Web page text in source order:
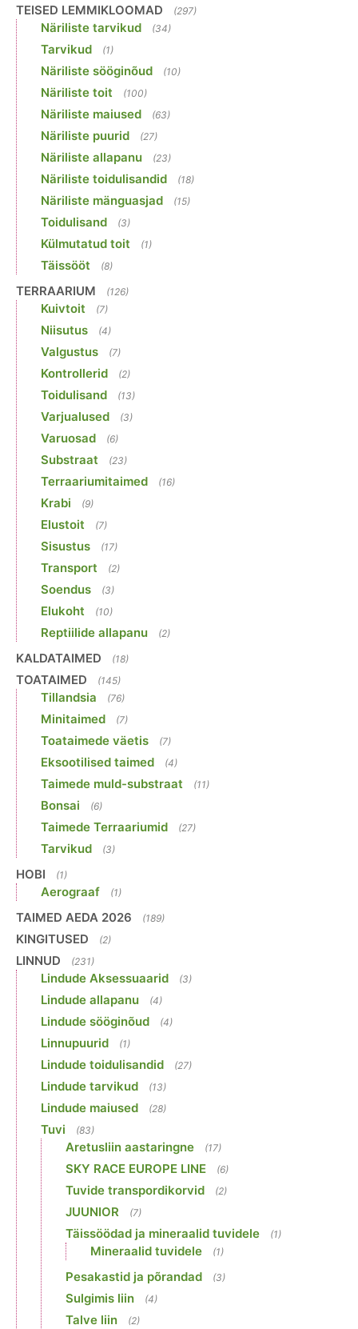
TEISED LEMMIKLOOMAD (297)
Näriliste tarvikud (34)
Tarvikud (1)
Näriliste sööginõud (10)
Näriliste toit (100)
Näriliste maiused (63)
Näriliste puurid (27)
Näriliste allapanu (23)
Näriliste toidulisandid (18)
Näriliste mänguasjad (15)
Toidulisand (3)
Külmutatud toit (1)
Täissööt (8)
TERRAARIUM (126)
Kuivtoit (7)
Niisutus (4)
Valgustus (7)
Kontrollerid (2)
Toidulisand (13)
Varjualused (3)
Varuosad (6)
Substraat (23)
Terraariumitaimed (16)
Krabi (9)
Elustoit (7)
Sisustus (17)
Transport (2)
Soendus (3)
Elukoht (10)
Reptiilide allapanu (2)
KALDATAIMED (18)
TOATAIMED (145)
Tillandsia (76)
Minitaimed (7)
Toataimede väetis (7)
Eksootilised taimed (4)
Taimede muld-substraat (11)
Bonsai (6)
Taimede Terraariumid (27)
Tarvikud (3)
HOBI (1)
Aerograaf (1)
TAIMED AEDA 2026 (189)
KINGITUSED (2)
LINNUD (231)
Lindude Aksessuaarid (3)
Lindude allapanu (4)
Lindude sööginõud (4)
Linnupuurid (1)
Lindude toidulisandid (27)
Lindude tarvikud (13)
Lindude maiused (28)
Tuvi (83)
Aretusliin aastaringne (17)
SKY RACE EUROPE LINE (6)
Tuvide transpordikorvid (2)
JUUNIOR (7)
Täissöödad ja mineraalid tuvidele (1)
Mineraalid tuvidele (1)
Pesakastid ja põrandad (3)
Sulgimis liin (4)
Talve liin (2)